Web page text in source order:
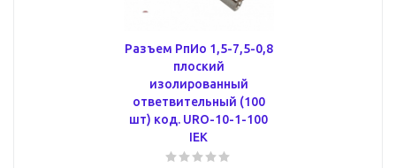
Разъем РпИо 1,5-7,5-0,8
плоский
изолированный
ответвительный (100
шт) код. URO-10-1-100
IEK